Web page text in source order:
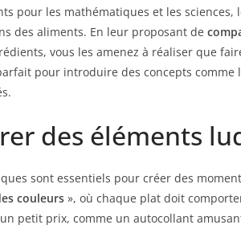
pour les mathématiques et les
des aliments. En leur proposant de
vous les amenez à réaliser que
pour introduire des concepts comme
des éléments
sont essentiels pour créer des
couleurs », où chaque plat doit
petit prix, comme un autocollant